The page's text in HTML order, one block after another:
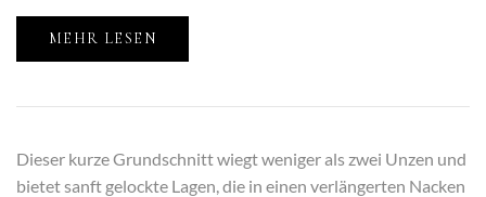
MEHR LESEN
Dieser kurze Grundschnitt wiegt weniger als zwei Unzen und
bietet sanft gelockte Lagen, die in einen verlängerten Nacken